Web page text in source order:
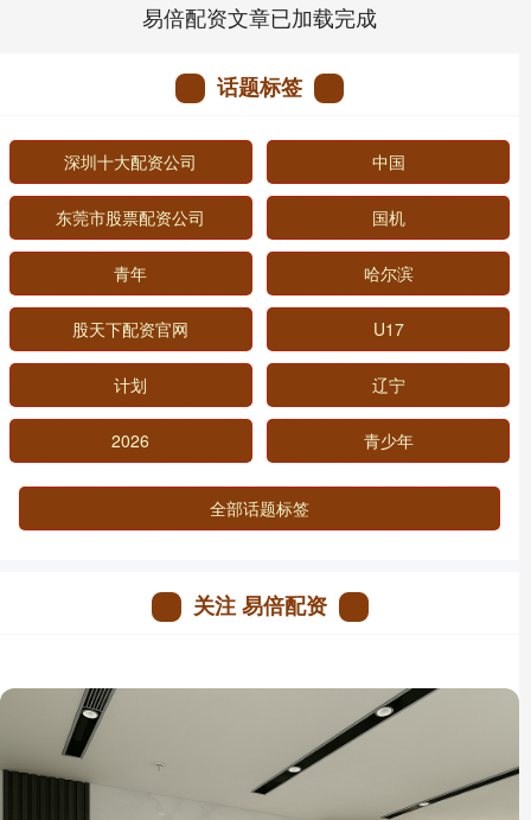
易倍配资文章已加载完成
话题标签
深圳十大配资公司 中国
东莞市股票配资公司 国机
青年 哈尔滨
股天下配资官网 U17
计划 辽宁
2026 青少年
全部话题标签
关注 易倍配资